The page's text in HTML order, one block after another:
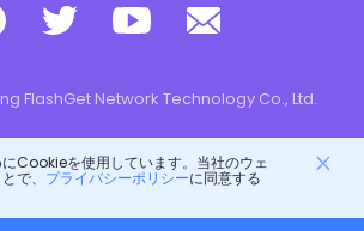
FlashGet Network Technology Co., Ltd.
Cookieを使用しています。当社のウェ
で、 プライバシーポリシーに同意する